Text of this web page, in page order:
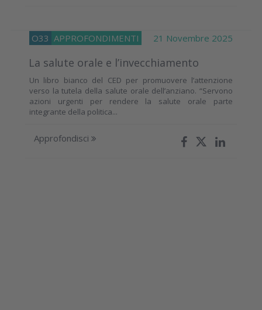
O33 APPROFONDIMENTI 21 Novembre 2025
La salute orale e l’invecchiamento
Un libro bianco del CED per promuovere l’attenzione
verso la tutela della salute orale dell’anziano. “Servono
azioni urgenti per rendere la salute orale parte
integrante della politica...
Approfondisci